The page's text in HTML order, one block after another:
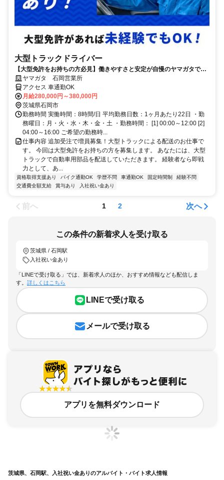
大型トラックドライバー
【大型免許をお持ちの方必見】働きやすさと安定が自慢のヤマガタで正
社員ドライバー募集！
ヤマガタ 石岡営業所
アクセス 車通勤OK
月給280,000円～380,000円
茨城県石岡市
勤務時間 実働時間：8時間/日 平均勤務日数：1ヶ月あたり22日 ・勤
務曜日：月・火・水・木・金・土 ・勤務時間： [1] 00:00～12:00 [2]
04:00～16:00 ご希望の勤務時...
仕事内容 追加受注で増員募集！大型トラックによる配送のお仕事で
す。 今回は大型免許をお持ちの方を募集します。 あなたには、大型
トラックで自動車用部品を配送していただきます。 経験者なら即戦
力として、あ...
資格取得支援あり バイク通勤OK 学歴不問 車通勤OK 固定時間制
経験不問
交通費全額支給
賞与あり 入社祝い金あり
前へ 1 2 次へ
この条件の新着求人を受け取る
茨城県 / 石岡駅
入社祝い金あり
「LINEで受け取る」では、新着求人のほか、おすすめ情報なども配信しま
す。 詳しくはこちら
LINEで受け取る
メールで受け取る
アプリを無料ダウンロード
茨城県、石岡駅、入社祝い金ありのアルバイト・バイト求人情報